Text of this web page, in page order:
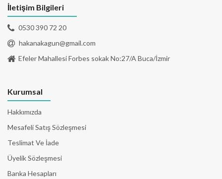
İletişim Bilgileri
0530 390 72 20
hakanakagun@gmail.com
Efeler Mahallesi Forbes sokak No:27/A Buca/İzmir
Kurumsal
Hakkımızda
Mesafeli Satış Sözleşmesi
Teslimat Ve İade
Üyelik Sözleşmesi
Banka Hesapları